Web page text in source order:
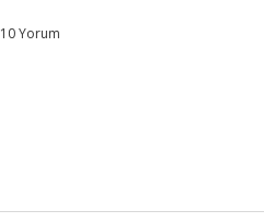
10 Yorum